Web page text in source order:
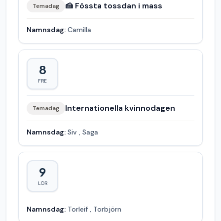
Temadag 🍰 Fössta tossdan i mass
Namnsdag: Camilla
8
FRE
Temadag Internationella kvinnodagen
Namnsdag: Siv , Saga
9
LÖR
Namnsdag: Torleif , Torbjörn